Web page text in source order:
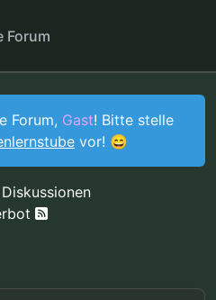
Forum
Forum, Gast! Bitte stelle
vor! 😄